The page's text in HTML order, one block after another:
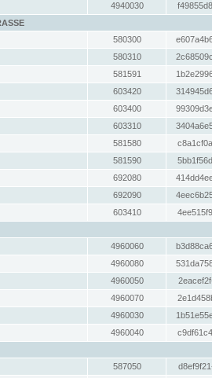
4940030
580300
580310
581591
603420
603400
603310
581580
581590
692080
692090
603410
4960060
4960080
4960050
4960070
4960030
4960040
587050